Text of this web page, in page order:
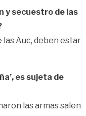
y secuestro de las
las Auc, deben estar
es sujeta de
las armas salen